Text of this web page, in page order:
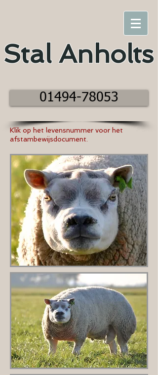
Stal Anholts
01494-78053
Klik op het levensnummer voor het
afstambewijsdocument.